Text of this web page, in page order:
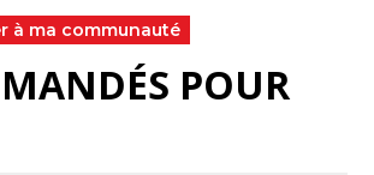
à ma communauté
POUR